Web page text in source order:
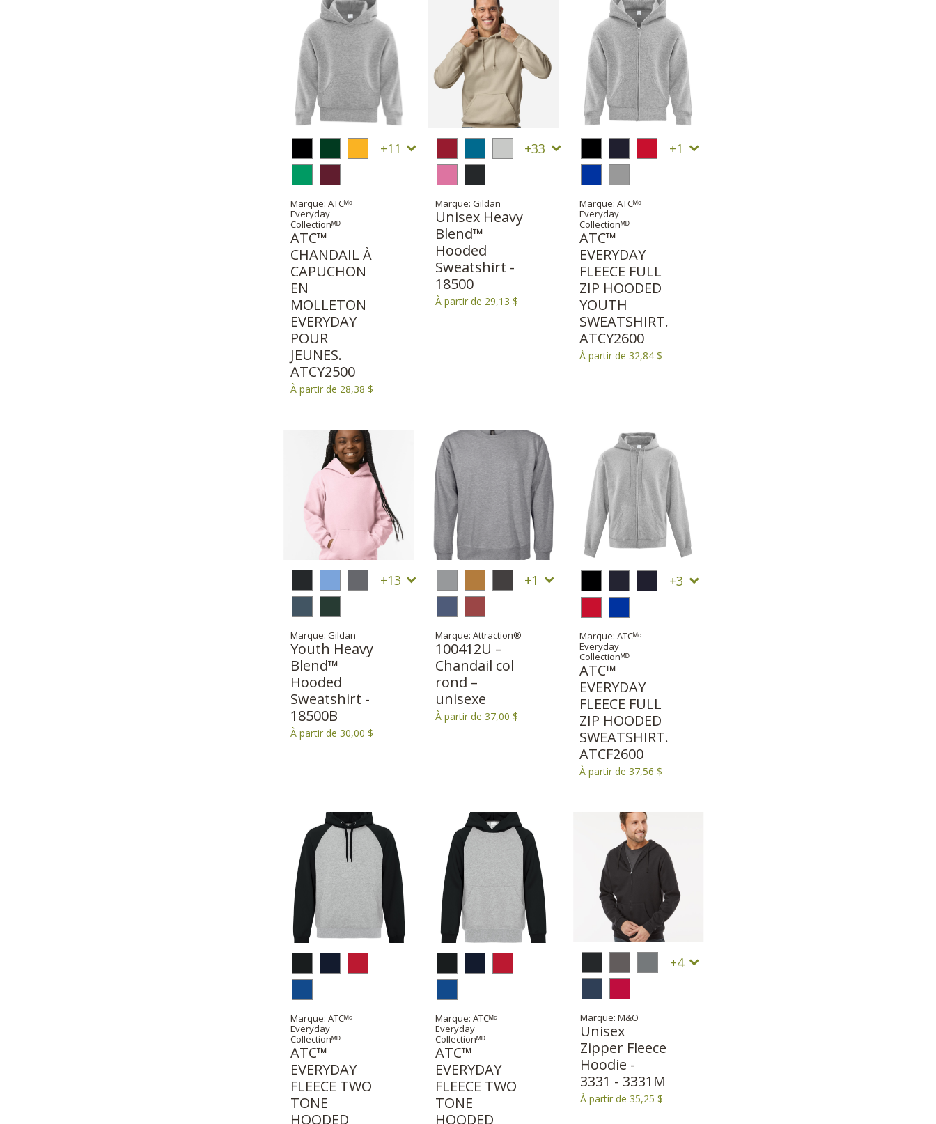
11
Marque: ATCᴹᶜ
Everyday
Collectionᴹᴰ
ATC™
CHANDAIL À
CAPUCHON
EN
MOLLETON
EVERYDAY
POUR
JEUNES.
ATCY2500
À partir de 28,38 $
33
Marque: Gildan
Unisex Heavy
Blend™
Hooded
Sweatshirt -
18500
À partir de 29,13 $
1
Marque: ATCᴹᶜ
Everyday
Collectionᴹᴰ
ATC™
EVERYDAY
FLEECE FULL
ZIP HOODED
YOUTH
SWEATSHIRT.
ATCY2600
À partir de 32,84 $
13
Marque: Gildan
Youth Heavy
Blend™
Hooded
Sweatshirt -
18500B
À partir de 30,00 $
1
Marque: Attraction®
100412U –
Chandail col
rond –
unisexe
À partir de 37,00 $
3
Marque: ATCᴹᶜ
Everyday
Collectionᴹᴰ
ATC™
EVERYDAY
FLEECE FULL
ZIP HOODED
SWEATSHIRT.
ATCF2600
À partir de 37,56 $
Marque: ATCᴹᶜ
Everyday
Collectionᴹᴰ
ATC™
EVERYDAY
FLEECE TWO
TONE
HOODED
Marque: ATCᴹᶜ
Everyday
Collectionᴹᴰ
ATC™
EVERYDAY
FLEECE TWO
TONE
HOODED
4
Marque: M&O
Unisex
Zipper Fleece
Hoodie -
3331 - 3331M
À partir de 35,25 $